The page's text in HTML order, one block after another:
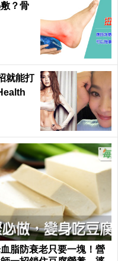
？骨
就能打
血脂防衰老只要一塊！營